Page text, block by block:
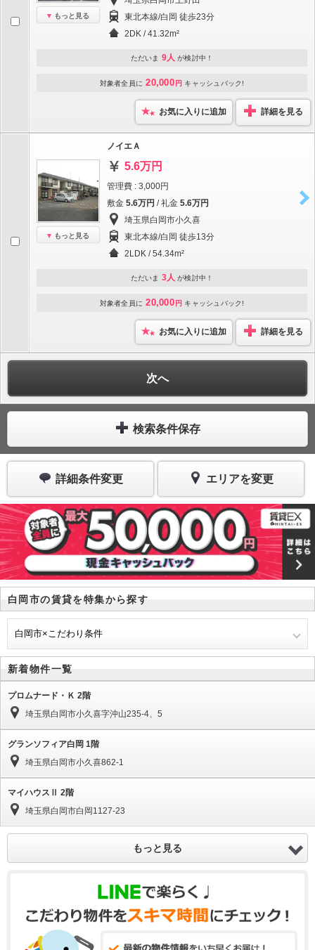
もっと見る
東北本線/白岡 徒歩23分
2DK / 41.32m²
ただいま 9人 が検討中！
対象者全員に 20,000 円 キャッシュバック!
お気に入りに追加 詳細を見る
もっと見る
ノイエＡ
5.6万円
管理費 : 3,000円
敷金 5.6万円 / 礼金 5.6万円
埼玉県白岡市小久喜
東北本線/白岡 徒歩13分
2LDK / 54.34m²
ただいま 3人 が検討中！
対象者全員に 20,000 円 キャッシュバック!
お気に入りに追加 詳細を見る
次へ
検索条件保存
詳細条件変更 エリアを変更
白岡市の賃貸を特集から探す
白岡市×こだわり条件
新着物件一覧
プロムナード・Ｋ 2階
埼玉県白岡市小久喜字沖山235-4、5
グランソフィア白岡 1階
埼玉県白岡市小久喜862-1
マイハウスⅡ 2階
埼玉県白岡市白岡1127-23
もっと見る